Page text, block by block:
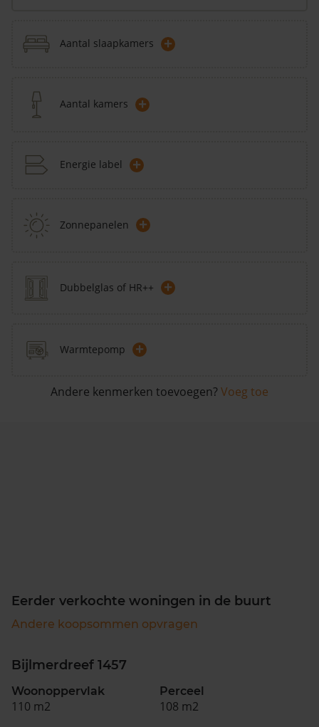
Aantal slaapkamers +
Aantal kamers +
Energie label +
Zonnepanelen +
Dubbelglas of HR++ +
Warmtepomp +
Andere kenmerken toevoegen? Voeg toe
Eerder verkochte woningen in de buurt
Andere koopsommen opvragen
Bijlmerdreef 1457
Woonoppervlak
110 m2
Perceel
108 m2